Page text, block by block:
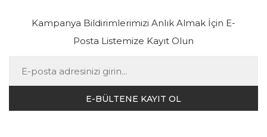
Kampanya Bildirimlerimizi Anlık Almak İçin E-
Posta Listemize Kayıt Olun